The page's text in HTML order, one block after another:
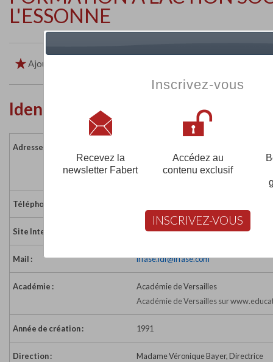
L'ESSONNE
Ajouter aux favoris
Identité de l'établissement
Adresse :
91034 EVRY CEDEX
France
Téléphone :
Site Internet : https://www.irfase.fr
Mail : irfase.idf@irfase.com
Académie :
Académie de Versailles
Académie de Versailles sur
Année de création : 1991
Direction : Madame Véronique Bayer, Directrice
Inscrivez-vous
Recevez la
newsletter Fabert
Accédez au
contenu exclusif
INSCRIVEZ-VOUS